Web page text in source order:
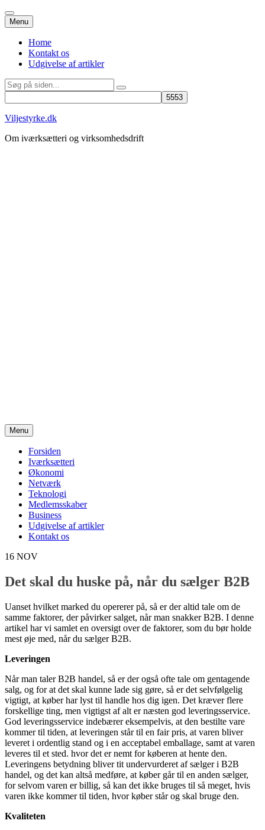
Menu
indhold
Home
Kontakt os
Udgivelse af artikler
Søg
efter:
Viljestyrke.dk
Om iværksætteri og virksomhedsdrift
Menu
indhold
Forsiden
Iværksætteri
Økonomi
Netværk
Teknologi
Medlemsskaber
Business
Udgivelse af artikler
Kontakt os
16 NOV
Det skal du huske på, når du sælger B2B
Uanset hvilket marked du opererer på, så er der altid tale om de
samme faktorer, der påvirker salget, når man snakker B2B. I denne
artikel har vi samlet en oversigt over de faktorer, som du bør holde
mest øje med, når du sælger B2B.
Leveringen
Når man taler B2B handel, så er der også ofte tale om gentagende
salg, og for at det skal kunne lade sig gøre, så er det selvfølgelig
vigtigt, at køber har lyst til handle hos dig igen. Det kræver flere
forskellige ting, men vigtigst af alt er næsten god leveringsservice.
God leveringsservice indebærer eksempelvis, at den bestilte vare
kommer til tiden, at leveringen står til en fair pris, at varen bliver
leveret i ordentlig stand og i en acceptabel emballage, samt at varen
leveres til et sted. hvor det er nemt for køberen at hente den.
Leveringens betydning bliver tit undervurderet af sælger i B2B
handel, og det kan altså medføre, at køber går til en anden sælger,
for selvom varen er billig, så kan det ikke bruges til så meget, hvis
varen ikke kommer til tiden, hvor køber står og skal bruge den.
Kvaliteten